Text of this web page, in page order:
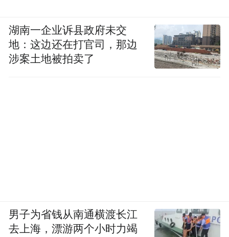
湖南一企业诉县政府未交
地：这边还在打官司，那边
涉案土地被拍卖了
男子为省钱从南通横渡长江
去上海，漂游两个小时力竭